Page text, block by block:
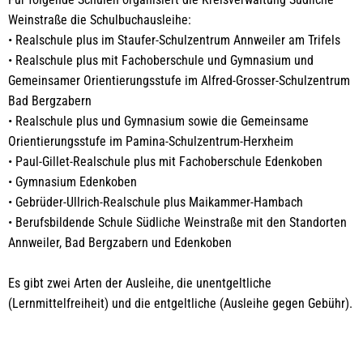
Weinstraße die Schulbuchausleihe:
• Realschule plus im Staufer-Schulzentrum Annweiler am Trifels
• Realschule plus mit Fachoberschule und Gymnasium und
Gemeinsamer Orientierungsstufe im Alfred-Grosser-Schulzentrum
Bad Bergzabern
• Realschule plus und Gymnasium sowie die Gemeinsame
Orientierungsstufe im Pamina-Schulzentrum-Herxheim
• Paul-Gillet-Realschule plus mit Fachoberschule Edenkoben
• Gymnasium Edenkoben
• Gebrüder-Ullrich-Realschule plus Maikammer-Hambach
• Berufsbildende Schule Südliche Weinstraße mit den Standorten
Annweiler, Bad Bergzabern und Edenkoben
Es gibt zwei Arten der Ausleihe, die unentgeltliche
(Lernmittelfreiheit) und die entgeltliche (Ausleihe gegen Gebühr).